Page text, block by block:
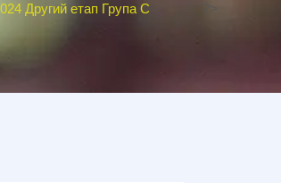
Другий етап Група С ?>